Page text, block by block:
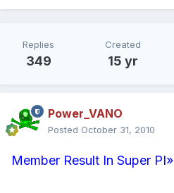
Replies
349
Created
15 yr
Power_VANO
Posted October 31, 2010
Member Result In Super PI»